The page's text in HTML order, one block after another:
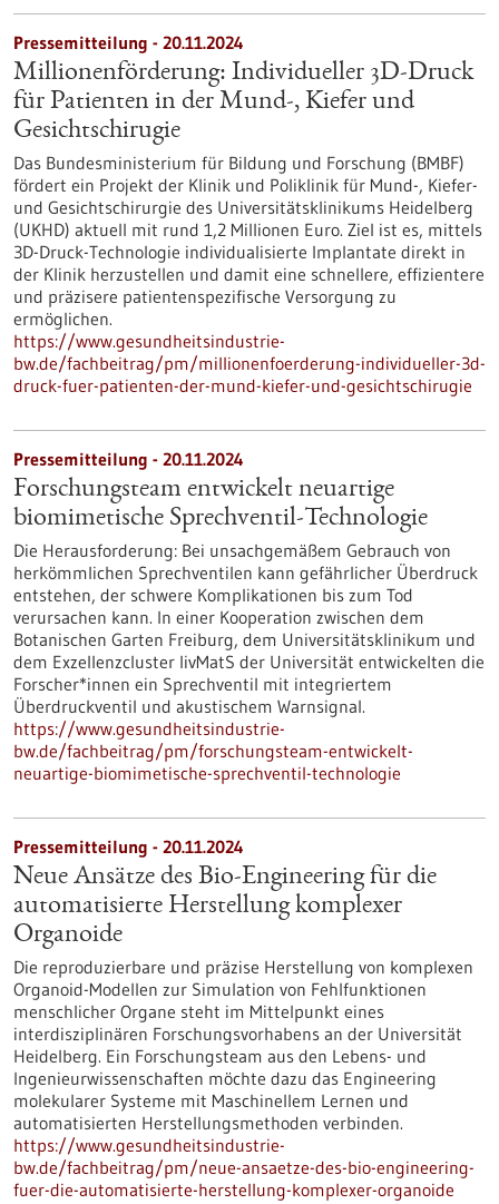
Pressemitteilung - 20.11.2024
Millionenförderung: Individueller 3D-Druck
für Patienten in der Mund-, Kiefer und
Gesichtschirugie
Das Bundesministerium für Bildung und Forschung (BMBF)
fördert ein Projekt der Klinik und Poliklinik für Mund-, Kiefer-
und Gesichtschirurgie des Universitätsklinikums Heidelberg
(UKHD) aktuell mit rund 1,2 Millionen Euro. Ziel ist es, mittels
3D-Druck-Technologie individualisierte Implantate direkt in
der Klinik herzustellen und damit eine schnellere, effizientere
und präzisere patientenspezifische Versorgung zu
ermöglichen.
https://www.gesundheitsindustrie-
bw.de/fachbeitrag/pm/millionenfoerderung-individueller-3d-
druck-fuer-patienten-der-mund-kiefer-und-gesichtschirugie
Pressemitteilung - 20.11.2024
Forschungsteam entwickelt neuartige
biomimetische Sprechventil-Technologie
Die Herausforderung: Bei unsachgemäßem Gebrauch von
herkömmlichen Sprechventilen kann gefährlicher Überdruck
entstehen, der schwere Komplikationen bis zum Tod
verursachen kann. In einer Kooperation zwischen dem
Botanischen Garten Freiburg, dem Universitätsklinikum und
dem Exzellenzcluster livMatS der Universität entwickelten die
Forscher*innen ein Sprechventil mit integriertem
Überdruckventil und akustischem Warnsignal.
https://www.gesundheitsindustrie-
bw.de/fachbeitrag/pm/forschungsteam-entwickelt-
neuartige-biomimetische-sprechventil-technologie
Pressemitteilung - 20.11.2024
Neue Ansätze des Bio-Engineering für die
automatisierte Herstellung komplexer
Organoide
Die reproduzierbare und präzise Herstellung von komplexen
Organoid-Modellen zur Simulation von Fehlfunktionen
menschlicher Organe steht im Mittelpunkt eines
interdisziplinären Forschungsvorhabens an der Universität
Heidelberg. Ein Forschungsteam aus den Lebens- und
Ingenieurwissenschaften möchte dazu das Engineering
molekularer Systeme mit Maschinellem Lernen und
automatisierten Herstellungsmethoden verbinden.
https://www.gesundheitsindustrie-
bw.de/fachbeitrag/pm/neue-ansaetze-des-bio-engineering-
fuer-die-automatisierte-herstellung-komplexer-organoide